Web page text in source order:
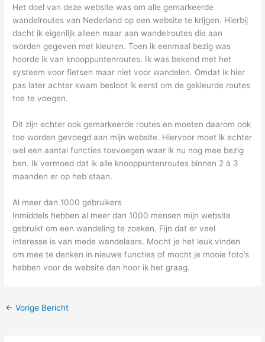
Het doel van deze website was om alle gemarkeerde
wandelroutes van Nederland op een website te krijgen. Hierbij
dacht ik eigenlijk alleen maar aan wandelroutes die aan
worden gegeven met kleuren. Toen ik eenmaal bezig was
hoorde ik van knooppuntenroutes. Ik was bekend met het
systeem voor fietsen maar niet voor wandelen. Omdat ik hier
pas later achter kwam besloot ik eerst om de gekleurde routes
toe te voegen.
Dit zijn echter ook gemarkeerde routes en moeten daarom ook
toe worden gevoegd aan mijn website. Hiervoor moet ik echter
wel een aantal functies toevoegen waar ik nu nog mee bezig
ben. Ik vermoed dat ik alle knooppuntenroutes binnen 2 à 3
maanden er op heb staan.
Al meer dan 1000 gebruikers
Inmiddels hebben al meer dan 1000 mensen mijn website
gebruikt om een wandeling te zoeken. Fijn dat er veel
interesse is van mede wandelaars. Mocht je het leuk vinden
om mee te denken in nieuwe functies of mocht je mooie foto’s
hebben voor de website dan hoor ik het graag.
← Vorige Bericht